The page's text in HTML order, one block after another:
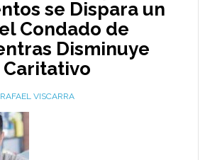
se Dispara un
Condado de
Disminuye
Caritativo
RAFAEL VISCARRA